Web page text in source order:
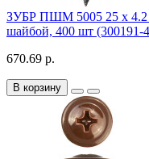
ЗУБР ПШМ 5005 25 х 4.2
шайбой, 400 шт (300191-
670.69 р.
В корзину